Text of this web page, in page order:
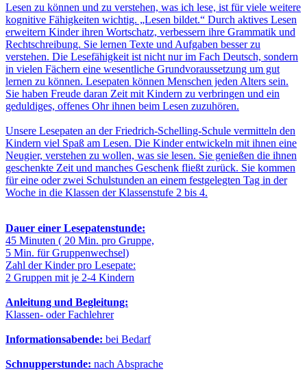
Lesen zu können und zu verstehen, was ich lese, ist für viele weitere
kognitive Fähigkeiten wichtig. „Lesen bildet.“ Durch aktives Lesen
erweitern Kinder ihren Wortschatz, verbessern ihre Grammatik und
Rechtschreibung. Sie lernen Texte und Aufgaben besser zu
verstehen. Die Lesefähigkeit ist nicht nur im Fach Deutsch, sondern
in vielen Fächern eine wesentliche Grundvoraussetzung um gut
lernen zu können. Lesepaten können Menschen jeden Alters sein.
Sie haben Freude daran Zeit mit Kindern zu verbringen und ein
geduldiges, offenes Ohr ihnen beim Lesen zuzuhören.
Unsere Lesepaten an der Friedrich-Schelling-Schule vermitteln den
Kindern viel Spaß am Lesen. Die Kinder entwickeln mit ihnen eine
Neugier, verstehen zu wollen, was sie lesen. Sie genießen die ihnen
geschenkte Zeit und manches Geschenk fließt zurück. Sie kommen
für eine oder zwei Schulstunden an einem festgelegten Tag in der
Woche in die Klassen der Klassenstufe 2 bis 4.
Dauer einer Lesepatenstunde:
45 Minuten ( 20 Min. pro Gruppe,
5 Min. für Gruppenwechsel)
Zahl der Kinder pro Lesepate:
2 Gruppen mit je 2-4 Kindern
Anleitung und Begleitung:
Klassen- oder Fachlehrer
Informationsabende: bei Bedarf
Schnupperstunde: nach Absprache